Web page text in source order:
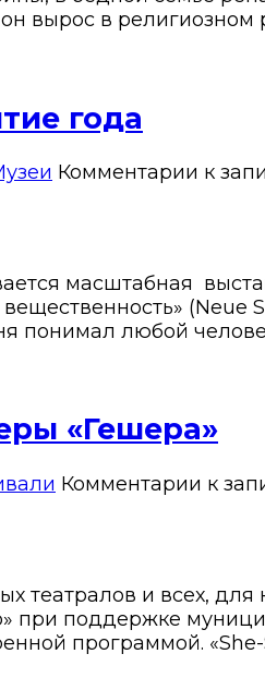
вырос в религиозном
года
Комментарии к
масштабная
понимал любой
«Гешера»
Комментарии к
театралов и всех,
при поддержке
программой.